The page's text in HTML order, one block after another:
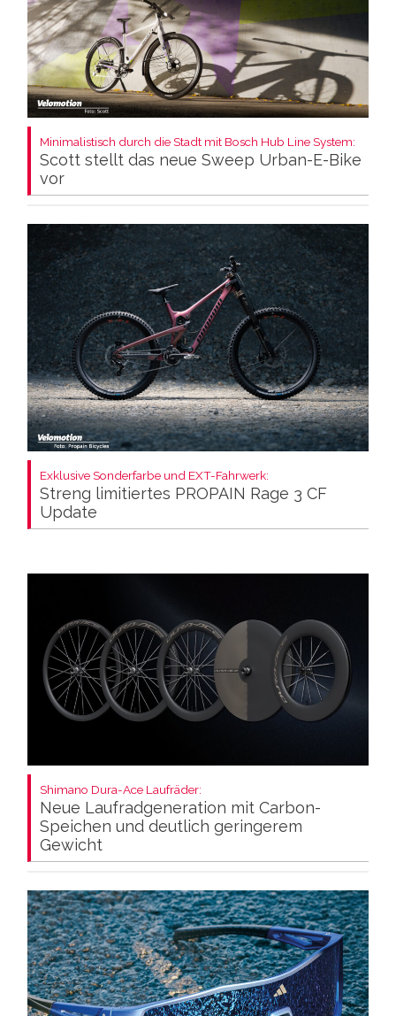
Minimalistisch durch die Stadt mit Bosch Hub Line System:
Scott stellt das neue Sweep Urban-E-Bike
vor
Exklusive Sonderfarbe und EXT-Fahrwerk:
Streng limitiertes PROPAIN Rage 3 CF
Update
Shimano Dura-Ace Laufräder:
Neue Laufradgeneration mit Carbon-
Speichen und deutlich geringerem
Gewicht